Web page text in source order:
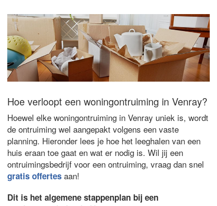
Hoe verloopt een woningontruiming in Venray?
Hoewel elke woningontruiming in Venray uniek is, wordt
de ontruiming wel aangepakt volgens een vaste
planning. Hieronder lees je hoe het leeghalen van een
huis eraan toe gaat en wat er nodig is. Wil jij een
ontruimingsbedrijf voor een ontruiming, vraag dan snel
gratis offertes aan!
Dit is het algemene stappenplan bij een